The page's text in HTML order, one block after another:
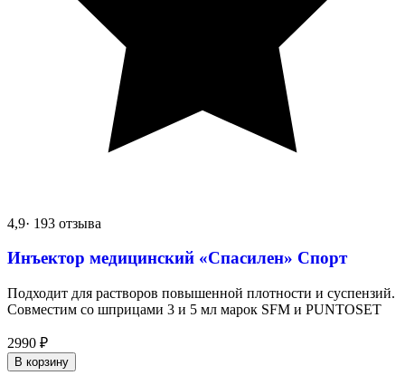
4,9· 193 отзыва
Инъектор медицинский «Спасилен» Спорт
Подходит для растворов повышенной плотности и суспензий.
Совместим со шприцами 3 и 5 мл марок SFM и PUNTOSET
2990 ₽
В корзину